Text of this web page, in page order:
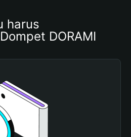
harus
DORAMI